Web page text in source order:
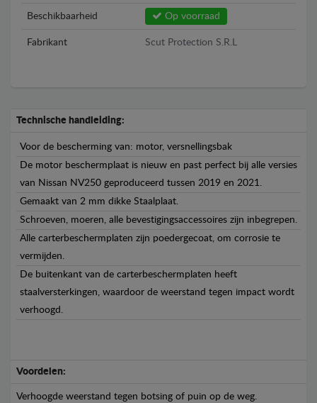
Beschikbaarheid Op voorraad
Fabrikant Scut Protection S.R.L
Technische handleiding:
Voor de bescherming van: motor, versnellingsbak
De motor beschermplaat is nieuw en past perfect bij alle versies
van Nissan NV250 geproduceerd tussen 2019 en 2021.
Gemaakt van 2 mm dikke Staalplaat.
Schroeven, moeren, alle bevestigingsaccessoires zijn inbegrepen.
Alle carterbeschermplaten zijn poedergecoat, om corrosie te
vermijden.
De buitenkant van de carterbeschermplaten heeft
staalversterkingen, waardoor de weerstand tegen impact wordt
verhoogd.
Voordelen:
Verhoogde weerstand tegen botsing of puin op de weg.